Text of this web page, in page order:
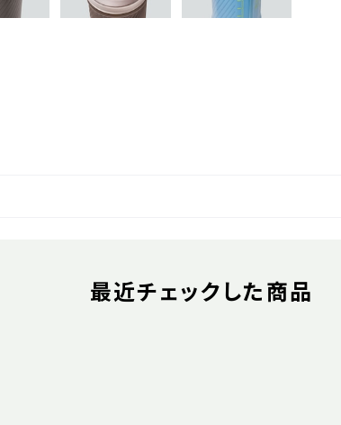
最近チェックした商品